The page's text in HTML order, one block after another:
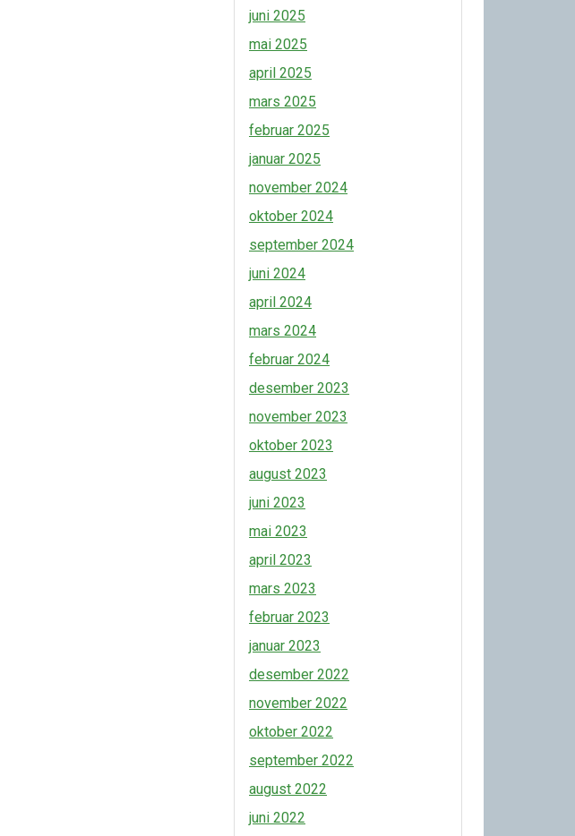
juni 2025
mai 2025
april 2025
mars 2025
februar 2025
januar 2025
november 2024
oktober 2024
september 2024
juni 2024
april 2024
mars 2024
februar 2024
desember 2023
november 2023
oktober 2023
august 2023
juni 2023
mai 2023
april 2023
mars 2023
februar 2023
januar 2023
desember 2022
november 2022
oktober 2022
september 2022
august 2022
juni 2022